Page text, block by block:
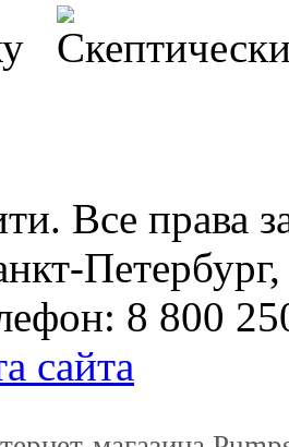
Все права
8 800
сайта